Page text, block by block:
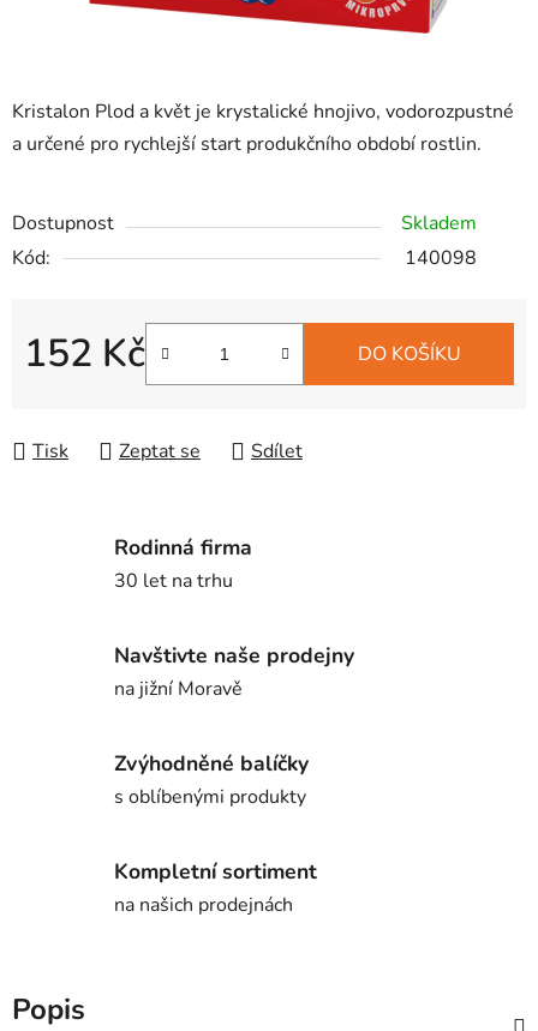
Kristalon Plod a květ je krystalické hnojivo, vodorozpustné
a určené pro rychlejší start produkčního období rostlin.
Dostupnost
Skladem
Kód:
140098
152 Kč DO KOŠÍKU
Tisk Zeptat se Sdílet
Rodinná firma
30 let na trhu
Navštivte naše prodejny
na jižní Moravě
Zvýhodněné balíčky
s oblíbenými produkty
Kompletní sortiment
na našich prodejnách
Popis